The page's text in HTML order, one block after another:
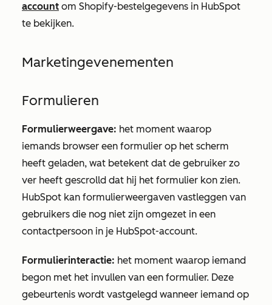
account om Shopify-bestelgegevens in HubSpot
te bekijken.
Marketingevenementen
Formulieren
Formulierweergave: het moment waarop
iemands browser een formulier op het scherm
heeft geladen, wat betekent dat de gebruiker zo
ver heeft gescrolld dat hij het formulier kon zien.
HubSpot kan formulierweergaven vastleggen van
gebruikers die nog niet zijn omgezet in een
contactpersoon in je HubSpot-account.
Formulierinteractie: het moment waarop iemand
begon met het invullen van een formulier. Deze
gebeurtenis wordt vastgelegd wanneer iemand op